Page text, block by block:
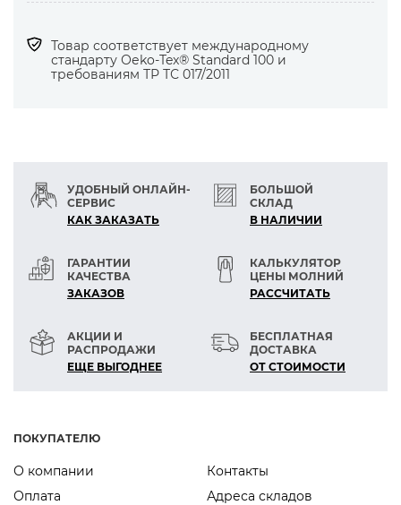
выталкивания резинки.
Обеспечивает:
— качественные швы без повреждений
Товар соответствует международному
стандарту Оеko-Tex® Standard 100 и
требованиям ТР ТС 017/2011
УДОБНЫЙ ОНЛАЙН-
СЕРВИС
КАК ЗАКАЗАТЬ
БОЛЬШОЙ
СКЛАД
В НАЛИЧИИ
ГАРАНТИИ
КАЧЕСТВА
ЗАКАЗОВ
КАЛЬКУЛЯТОР
ЦЕНЫ МОЛНИЙ
РАСCЧИТАТЬ
АКЦИИ И
РАСПРОДАЖИ
ЕЩЕ ВЫГОДНЕЕ
БЕСПЛАТНАЯ
ДОСТАВКА
ОТ СТОИМОСТИ
ПОКУПАТЕЛЮ
О компании
Оплата
Контакты
Адреса складов